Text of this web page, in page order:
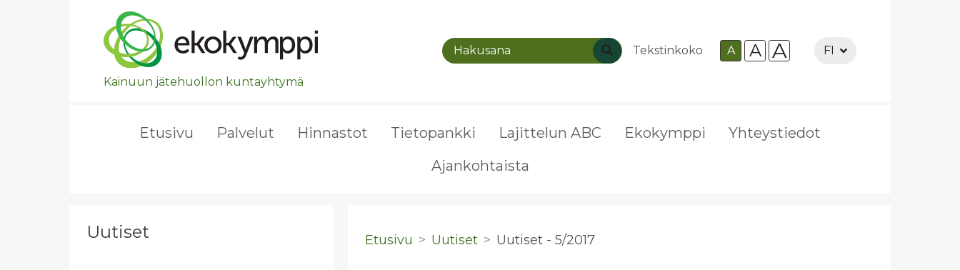
Ohita valikko, siirry suoraan pääsisältöön.
Kainuun jätehuollon kuntayhtymä
Tekstinkoko A A A FI
Etusivu Palvelut Hinnastot Tietopankki Lajittelun ABC Ekokymppi
Yhteystiedot
Ajankohtaista
Uutiset Etusivu Uutiset Uu­ti­set - 5/2017